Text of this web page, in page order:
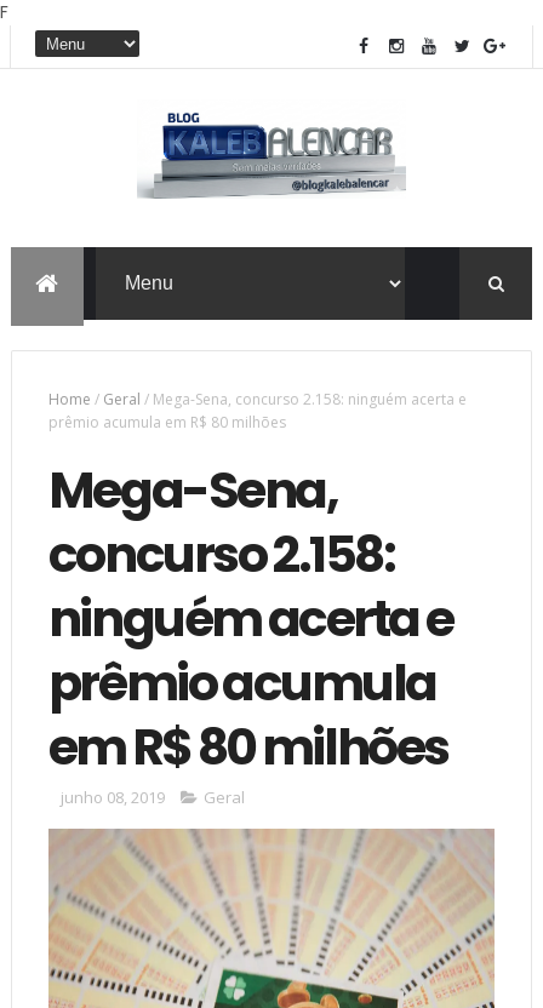
F
Home / Geral / Mega-Sena, concurso 2.158: ninguém acerta e
prêmio acumula em R$ 80 milhões
Mega-Sena,
concurso 2.158:
ninguém acerta e
prêmio acumula
em R$ 80 milhões
junho 08, 2019 Geral